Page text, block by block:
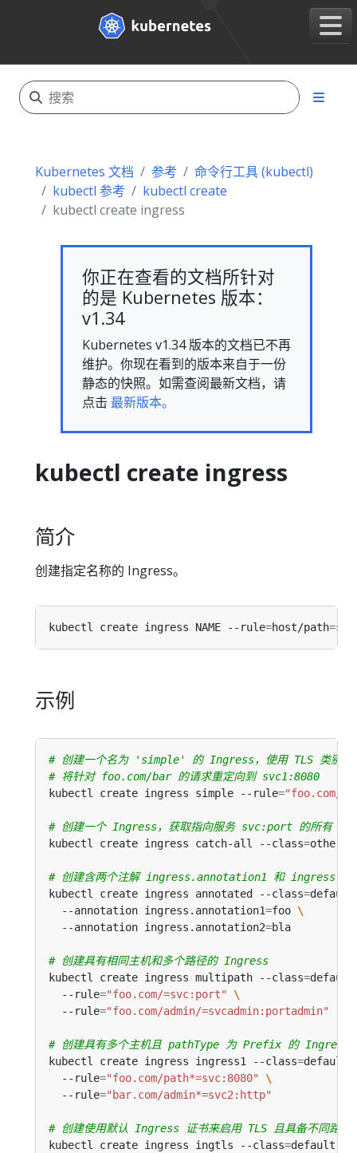
Kubernetes 文档 参考
命令行工具 (kubectl)
kubectl 参考
kubectl create
kubectl create ingress
你正在查看的文档所针对
的是 Kubernetes 版本：
v1.34
Kubernetes v1.34 版本的文档已不再
维护。你现在看到的版本来自于一份
静态的快照。如需查阅最新文档，请
点击 最新版本。
kubectl create ingress
简介
创建指定名称的 Ingress。
kubectl create ingress NAME --rule=host/path=
示例
# 创建一个名为 'simple' 的 Ingress，使用 TLS 类别
# 将针对 foo.com/bar 的请求重定向到 svc1:8080
kubectl create ingress simple --rule="foo.com/
# 创建一个 Ingress，获取指向服务 svc:port 的所有
kubectl create ingress catch-all --class=
# 创建含两个注解 ingress.annotation1 和
kubectl create ingress annotated --class=
  --annotation ingress.annotation1
=foo
  --annotation ingress.annotation2
=
# 创建具有相同主机和多个路径的 Ingress
kubectl create ingress multipath --class=
  --rule
="foo.com/=svc:port"
  --rule
="foo.com/admin/=svcadmin:portadmin"
# 创建具有多个主机且 pathType 为 Prefix 的 Ingress
kubectl create ingress ingress1 --class=default
  --rule
="foo.com/path*=svc:8080"
  --rule
="bar.com/admin*=svc2:http"
# 创建使用默认 Ingress 证书来启用 TLS 且具备不同路
kubectl create ingress ingtls --class=default